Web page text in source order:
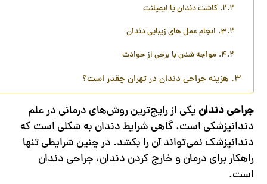
کاشت دندان یا ایمپلنت
انجام عمل های زیبایی دندان
مواجه شدن با برخی از حوادث
هزینه جراحی دندان در تهران چقدر است؟
جراحیدندان یکی از رایج‌ترین روش‌های درمانی در علم
دندانپزشکی است. گاهی شرایط دندان به شکلی است که
دندانپزشک نمی‌تواند آن را بکشد. در چنین شرایطی تنها
راهکار برای درمان و خارج کردن دندان، جراحی دندان
است.